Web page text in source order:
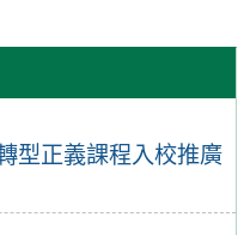
型正義課程入校推廣